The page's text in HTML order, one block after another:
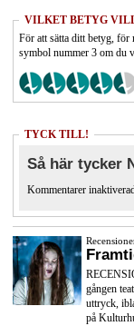
VILKET BETYG
För att sätta ditt betyg, för
symbol nummer 3 om du
TYCK TILL!
Så här tycker
Kommentarer
gången
uttryck,
på